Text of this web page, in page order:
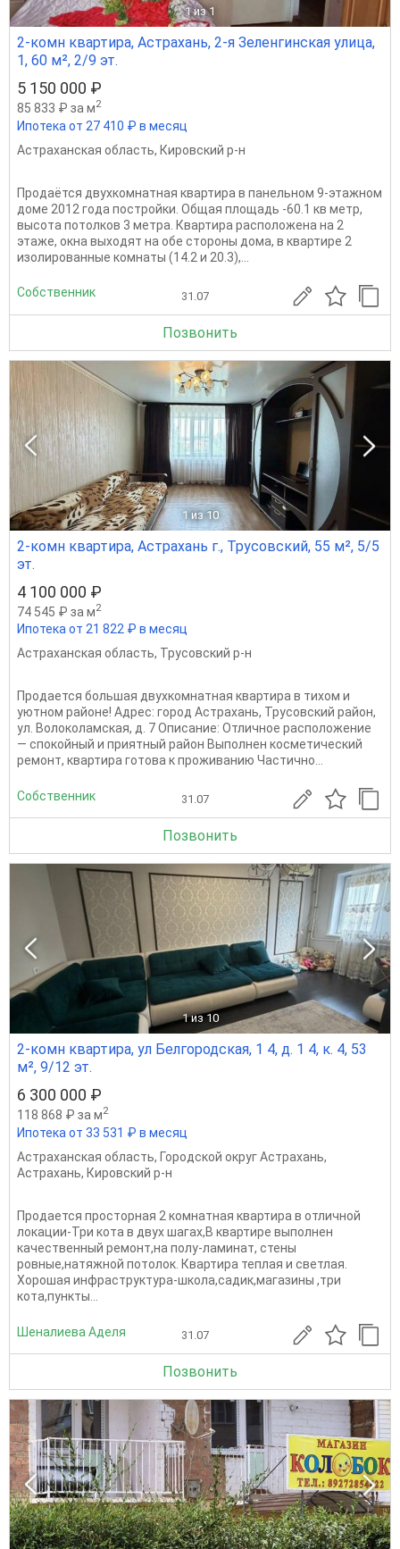
1 из 1
2-комн квартира, Астрахань, 2-я Зеленгинская улица,
1, 60 м², 2/9 эт.
5 150 000 ₽
85 833 ₽ за м2
Ипотека от 27 410 ₽ в месяц
Астраханская область, Кировский р-н
Продаётся двухкомнатная квартира в панельном 9-этажном
доме 2012 года постройки. Общая площадь -60.1 кв метр,
высота потолков 3 метра. Квартира расположена на 2
этаже, окна выходят на обе стороны дома, в квартире 2
изолированные комнаты (14.2 и 20.3),...
Собственник 31.07
Позвонить
1 из 10
2-комн квартира, Астрахань г., Трусовский, 55 м², 5/5
эт.
4 100 000 ₽
74 545 ₽ за м2
Ипотека от 21 822 ₽ в месяц
Астраханская область, Трусовский р-н
Продается большая двухкомнатная квартира в тихом и
уютном районе! Адрес: город Астрахань, Трусовский район,
ул. Волоколамская, д. 7 Описание: Отличное расположение
— спокойный и приятный район Выполнен косметический
ремонт, квартира готова к проживанию Частично...
Собственник 31.07
Позвонить
1 из 10
2-комн квартира, ул Белгородская, 1 4, д. 1 4, к. 4, 53
м², 9/12 эт.
6 300 000 ₽
118 868 ₽ за м2
Ипотека от 33 531 ₽ в месяц
Астраханская область, Городской округ Астрахань,
Астрахань, Кировский р-н
Продается просторная 2 комнатная квартира в отличной
локации-Три кота в двух шагах,В квартире выполнен
качественный ремонт,на полу-ламинат, стены
ровные,натяжной потолок. Квартира теплая и светлая.
Хорошая инфраструктура-школа,садик,магазины ,три
кота,пункты...
Шеналиева Аделя 31.07
Позвонить